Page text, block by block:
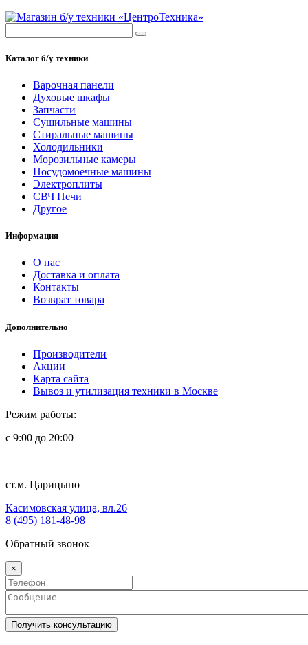
Каталог б/у техники
Варочная панели
Духовые шкафы
Запчасти
Сушильные машины
Стиральные машины
Холодильники
Морозильные камеры
Посудомоечные машины
Электроплиты
СВЧ Печи
Другое
Информация
О нас
Доставка и оплата
Контакты
Возврат товара
Дополнительно
Производители
Акции
Карта сайта
Вывоз и утилизация техники в Москве
Режим работы:
с 9:00 до 20:00
ст.м. Царицыно
Касимовская улица, вл.26
8 (495) 181-48-98
Обратный звонок
×
Получить консультацию